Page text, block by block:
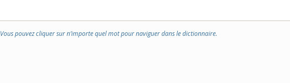
Vous pouvez cliquer sur n’importe quel mot pour naviguer dans le dictionnaire.